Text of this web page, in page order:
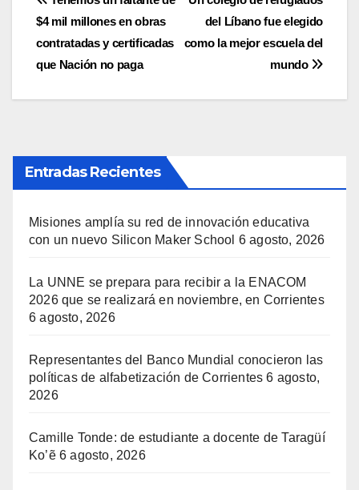
de
entradas
del Líbano fue elegido
como la mejor escuela del
mundo
$4 mil millones en obras
contratadas y certificadas
que Nación no paga
Entradas Recientes
Misiones amplía su red de innovación educativa
con un nuevo Silicon Maker School 6 agosto, 2026
La UNNE se prepara para recibir a la ENACOM
2026 que se realizará en noviembre, en Corrientes
6 agosto, 2026
Representantes del Banco Mundial conocieron las
políticas de alfabetización de Corrientes 6 agosto,
2026
Camille Tonde: de estudiante a docente de Taragüí
Ko’ẽ 6 agosto, 2026